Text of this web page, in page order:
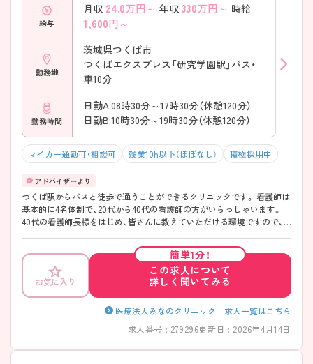
給与
月収 24.0万円～ 年収 330万円～ 時給
1,600円～
勤務地
茨城県つくば市
つくばエクスプレス「研究学園駅」バス・
車10分
勤務時間
日勤A:08時30分～17時30分（休憩120分）
日勤B:10時30分～19時30分（休憩120分）
マイカー通勤可・相談可 残業10h以下（ほぼなし） 積極採用中
つくば駅からバスと徒歩で通うことができるクリニックです。 看護師は
基本的に4名体制で、20代から40代の看護師の方がいらっしゃいます。
40代の看護師長様をはじめ、皆さんに教えていただける環境ですので、
お気に入り
簡単1分！
この求人について
詳しく聞いてみる
医療法人みなのクリニック 求人一覧はこちら
求人番号 : 279296更新日 : 2026年4月14日